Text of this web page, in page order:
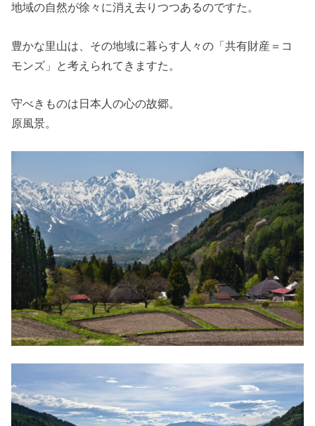
地域の自然が徐々に消え去りつつあるのですた。
豊かな里山は、その地域に暮らす人々の「共有財産＝コ
モンズ」と考えられてきますた。
守べきものは日本人の心の故郷。
原風景。